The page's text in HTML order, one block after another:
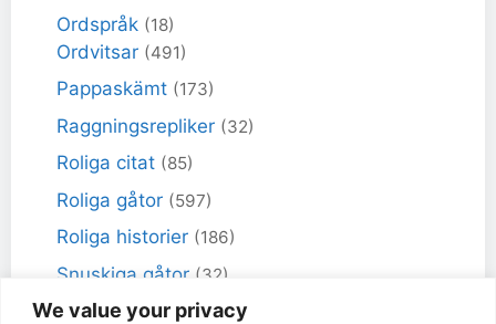
We value your privacy
Ordspråk (18)
Ordvitsar (491)
Pappaskämt (173)
Raggningsrepliker (32)
Roliga citat (85)
Roliga gåtor (597)
Roliga historier (186)
Snuskiga gåtor (32)
Snuskiga skämt(98)